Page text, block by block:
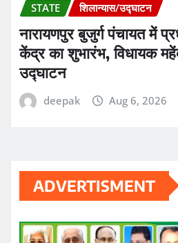
STATE शिलान्यास/उद्घाटन
नारायणपुर बुजुर्ग पंचायत में
केंद्र का शुभारंभ, विधायक
उद्घाटन
deepak Aug 6, 2026
ADVERTISMENT